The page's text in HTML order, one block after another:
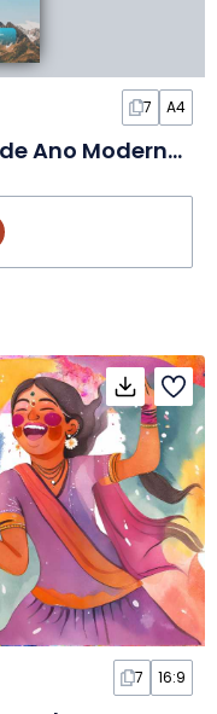
7 A4
Ofertas de Viagem de Fim de Ano Modernas em Slides
7 16:9